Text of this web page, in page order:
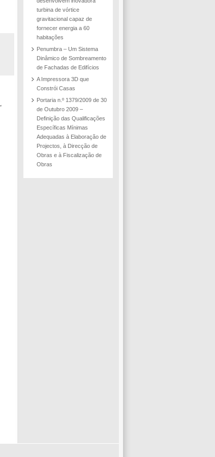
turbina de vórtice
gravitacional capaz de
fornecer energia a 60
habitações
Penumbra – Um Sistema
Dinâmico de Sombreamento
de Fachadas de Edifícios
A Impressora 3D que
Constrói Casas
Portaria n.º 1379/2009 de 30
de Outubro 2009 –
Definição das Qualificações
Específicas Mínimas
Adequadas à Elaboração de
Projectos, à Direcção de
Obras e à Fiscalização de
Obras